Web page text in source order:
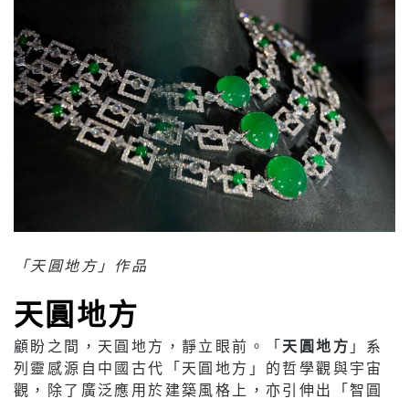
「天圓地方」作品
天圓地方
顧盼之間，天圓地方，靜立眼前。「天圓地方 」系
列靈感源自中國古代「天圓地方」的哲學觀與宇宙
觀，除了廣泛應用於建築風格上，亦引伸出「智圓